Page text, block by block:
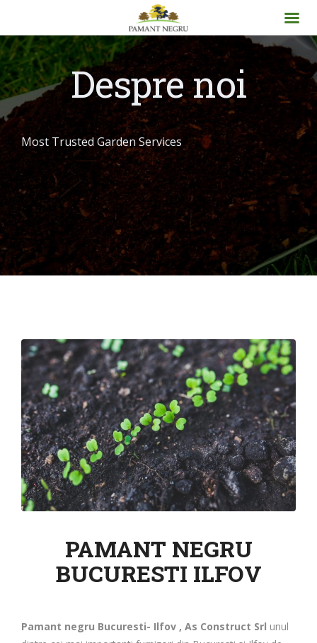
Despre noi
Most Trusted Garden Services
PAMANT NEGRU
BUCURESTI ILFOV
Pamant negru Bucuresti- Ilfov , As Construct Srl unul